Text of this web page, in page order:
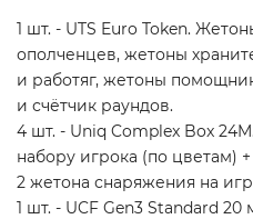
1 шт. - UTS Euro Token.
ополченцев, жетоны
и работяг, жетоны
и счётчик раундов.
4 шт. - Uniq Complex Box
набору игрока (по цветам)
2 жетона снаряжения на
1 шт. - UCF Gen3 Standard